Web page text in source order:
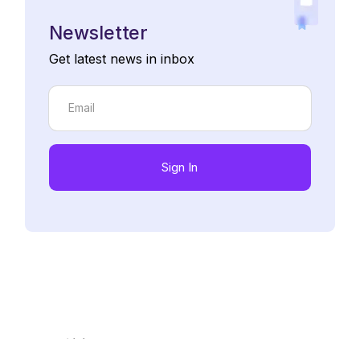
Newsletter
Get latest news in inbox
Sign In